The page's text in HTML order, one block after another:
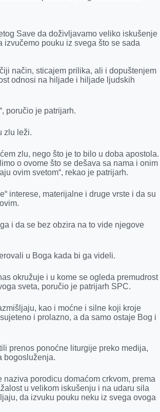
Save da doživljavamo veliko iskušenje
pouku iz svega što se sada
način, sticajem prilika, ali i dopuštenjem
odnosi na hiljade i hiljade ljudskih
poručio je patrijarh.
zlu leži.
zlu, nego što je to bilo u doba apostola.
o ovome što se dešava sa nama i onim
ovim svetom“, rekao je patrijarh.
interese, materijalne i druge vrste i da su
i da se bez obzira na to vide njegove
u Boga kada bi ga videli.
okružuje i u kome se ogleda premudrost
sveta, poručio je patrijarh SPC.
kao i moćne i silne koji kroje
i prolazno, a da samo ostaje Bog i
prenos ponoćne liturgije preko medija,
bogosluženja.
porodicu domaćom crkvom, prema
u velikom iskušenju i na udaru sila
da izvuku pouku neku iz svega ovoga